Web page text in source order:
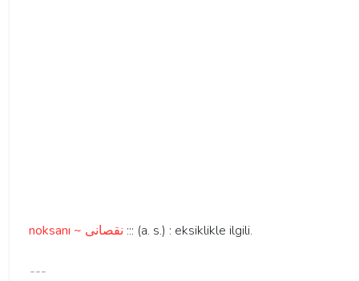
noksanı ~ نقصانی ::: (a. s.) : eksiklikle ilgili.
---